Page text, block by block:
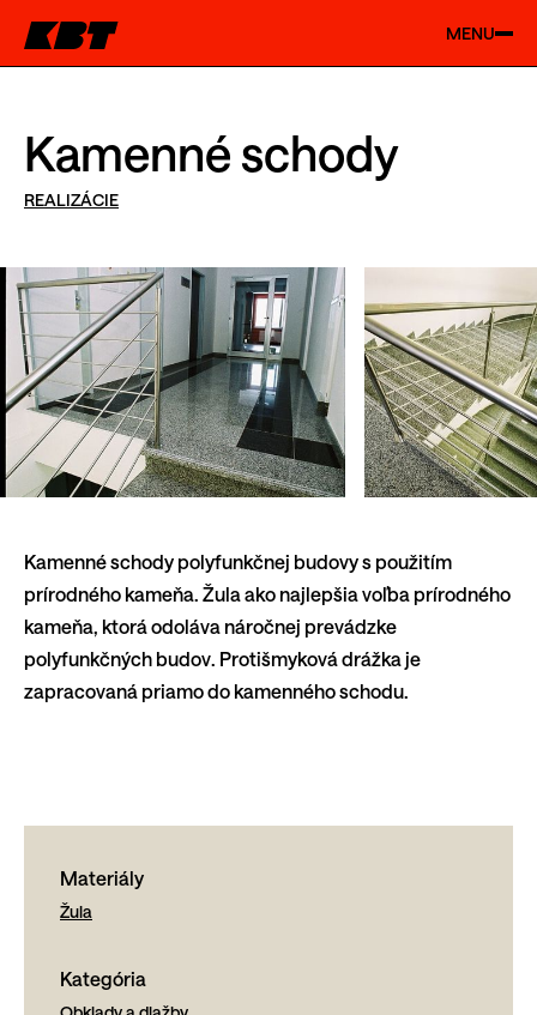
MENU
Kamenné schody
REALIZÁCIE
Kamenné schody polyfunkčnej budovy s použitím
prírodného kameňa. Žula ako najlepšia voľba prírodného
kameňa, ktorá odoláva náročnej prevádzke
polyfunkčných budov. Protišmyková drážka je
zapracovaná priamo do kamenného schodu.
Materiály
Žula
Kategória